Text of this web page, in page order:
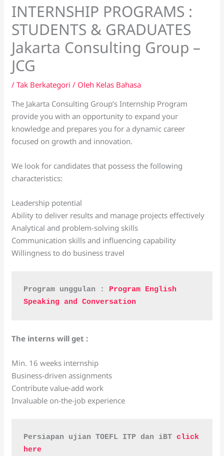
INTERNSHIP PROGRAMS :
STUDENTS & GRADUATES
Jakarta Consulting Group –
JCG
/Tak Berkategori / Oleh Kelas Bahasa
The Jakarta Consulting Group’s Internship Program
provide you with an opportunity to expand your
knowledge and prepares you for a dynamic career
focused on growth and innovation.
We look for candidates that possess the following
characteristics:
Leadership potential
Ability to deliver results and manage projects effectively
Analytical and problem-solving skills
Communication skills and influencing capability
Willingness to do business travel
Program unggulan : Program English
Speaking and Conversation
The interns will get :
Min. 16 weeks internship
Business-driven assignments
Contribute value-add work
Invaluable on-the-job experience
Persiapan ujian TOEFL ITP dan iBT click
here